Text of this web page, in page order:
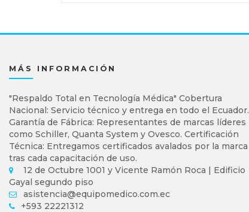
MÁS INFORMACIÓN
"Respaldo Total en Tecnología Médica" Cobertura
Nacional: Servicio técnico y entrega en todo el Ecuador.
Garantía de Fábrica: Representantes de marcas líderes
como Schiller, Quanta System y Ovesco. Certificación
Técnica: Entregamos certificados avalados por la marca
tras cada capacitación de uso.
12 de Octubre 1001 y Vicente Ramón Roca | Edificio
Gayal segundo piso
asistencia@equipomedico.com.ec
+593 22221312